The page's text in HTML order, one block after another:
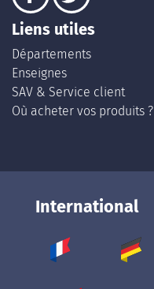
Liens utiles
Départements
Enseignes
SAV & Service client
Où acheter vos produits ?
International